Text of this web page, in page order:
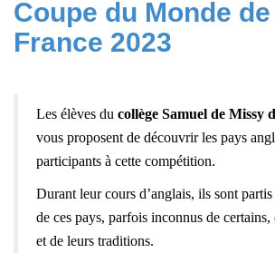
Coupe du Monde
France 2023
Les élèves du collège Samuel de Missy
vous proposent de découvrir les pays
participants à cette compétition.
Durant leur cours d’anglais, ils sont
de ces pays, parfois inconnus de
et de leurs traditions.